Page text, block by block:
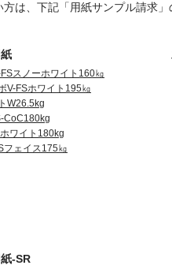
は、下記「用紙サンプル請求
スノーホワイト160㎏
V-FSホワイト195㎏
W26.5kg
CoC180kg
ワイト180kg
フェイス175㎏
-SR